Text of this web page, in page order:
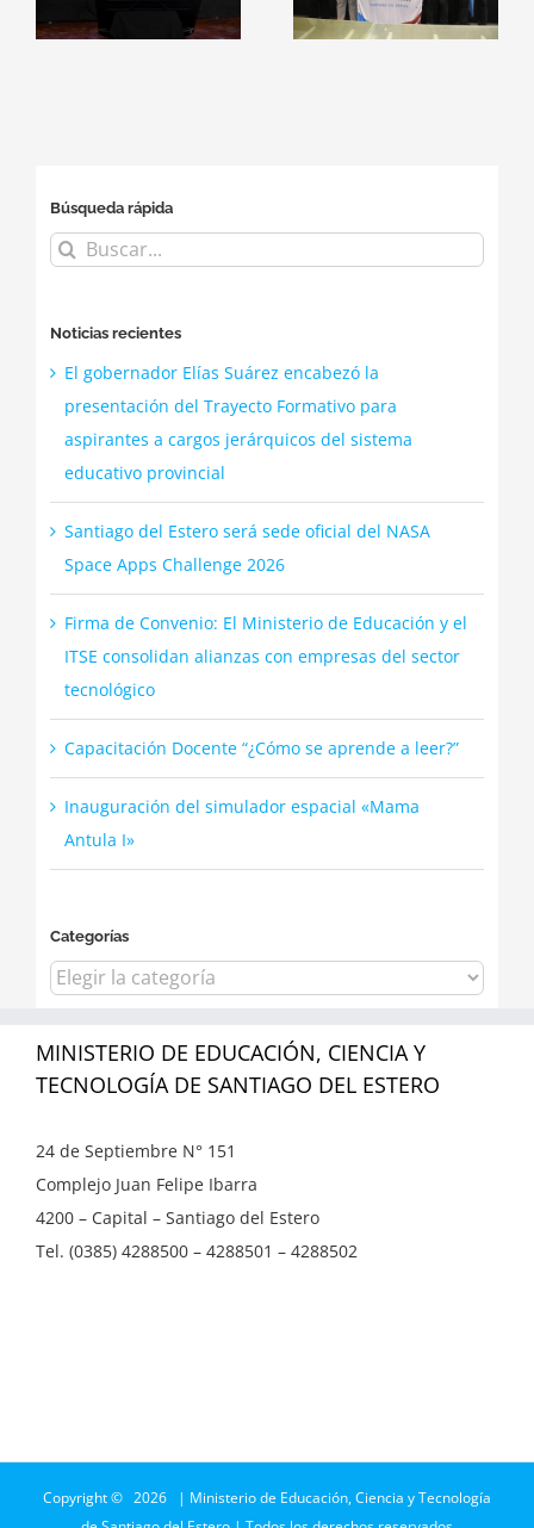
Apps
alianzas con
Búsqueda rápida
Buscar:
Noticias recientes
El gobernador Elías Suárez encabezó la
presentación del Trayecto Formativo para
aspirantes a cargos jerárquicos del sistema
educativo provincial
Santiago del Estero será sede oficial del NASA
Space Apps Challenge 2026
Firma de Convenio: El Ministerio de Educación y el
ITSE consolidan alianzas con empresas del sector
tecnológico
Capacitación Docente “¿Cómo se aprende a leer?”
Inauguración del simulador espacial «Mama
Antula I»
Categorías
Categorías
MINISTERIO DE EDUCACIÓN, CIENCIA Y
TECNOLOGÍA DE SANTIAGO DEL ESTERO
24 de Septiembre N° 151
Complejo Juan Felipe Ibarra
4200 – Capital – Santiago del Estero
Tel. (0385) 4288500 – 4288501 – 4288502
Copyright © 2026 | Ministerio de Educación, Ciencia y Tecnología